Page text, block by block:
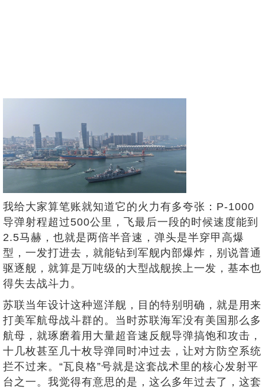
我给大家算笔账就知道它的火力有多夸张：P-1000
导弹射程超过500公里，飞最后一段的时候速度能到
2.5马赫，也就是两倍半音速，弹头是半穿甲高爆
型，一发打进去，就能钻到军舰内部爆炸，别说普通
驱逐舰，就算是万吨级的大型战舰挨上一发，基本也
得失去战斗力。
苏联当年设计这种巡洋舰，目的特别明确，就是用来
打美军航母战斗群的。当时苏联海军没有美国那么多
航母，就琢磨着用大量超音速反舰导弹搞饱和攻击，
十几枚甚至几十枚导弹同时冲过去，让对方防空系统
拦不过来。“瓦良格”号就是这套战术里的核心发射平
台之一。我觉得有意思的是，这么多年过去了，这套